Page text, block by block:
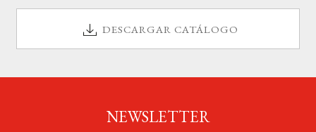
DESCARGAR CATÁLOGO
NEWSLETTER